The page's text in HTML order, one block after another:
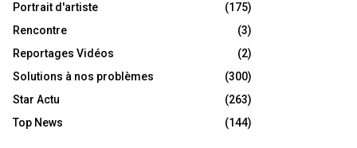
Portrait d'artiste
(175)
Rencontre
(3)
Reportages Vidéos
(2)
Solutions à nos problèmes
(300)
Star Actu
(263)
Top News
(144)